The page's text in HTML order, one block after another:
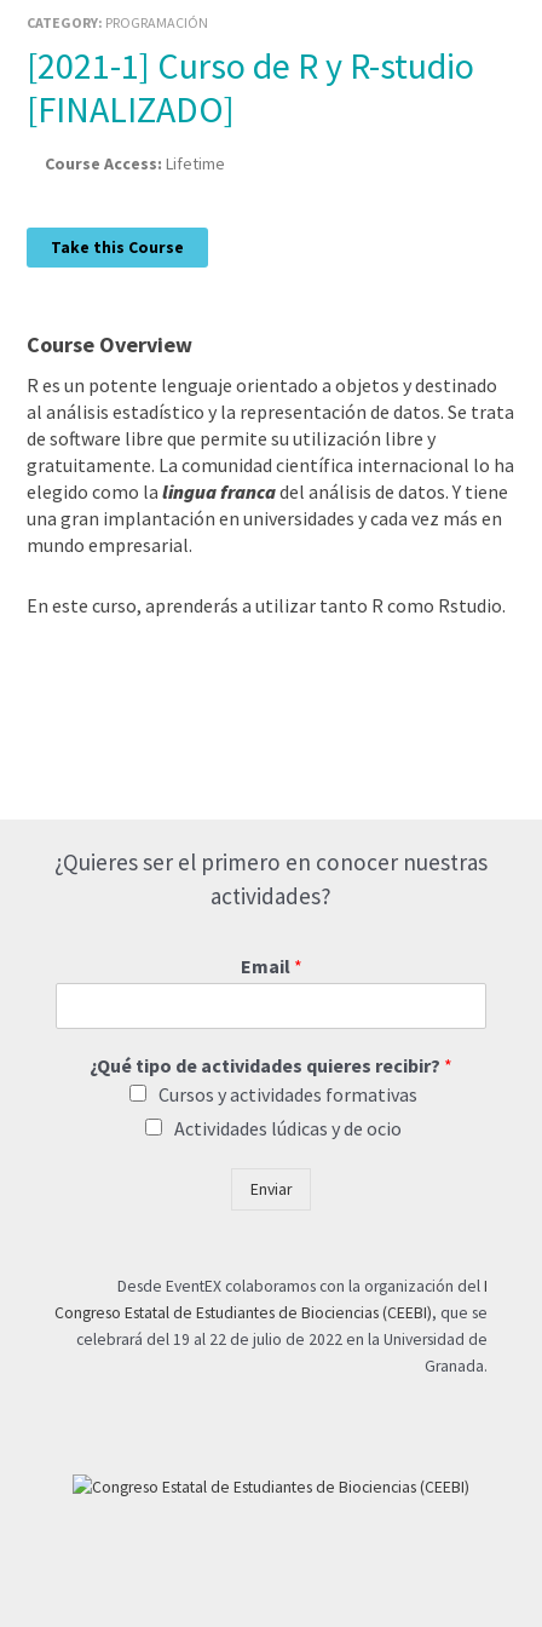
CATEGORY: PROGRAMACIÓN
[2021-1] Curso de R y R-studio
[FINALIZADO]
Course Access:Lifetime
Take this Course
Course Overview
R es un potente lenguaje orientado a objetos y destinado
al análisis estadístico y la representación de datos. Se trata
de software libre que permite su utilización libre y
gratuitamente. La comunidad científica internacional lo ha
elegido como lalingua francadel análisis de datos. Y tiene
una gran implantación en universidades y cada vez más en
mundo empresarial.
En este curso, aprenderás a utilizar tanto R como Rstudio.
¿Quieres ser el primero en conocer nuestras
actividades?
Email *
¿Qué tipo de actividades quieres recibir? *
Cursos y actividades formativas
Actividades lúdicas y de ocio
Enviar
Desde EventEX colaboramos con la organización delI
Congreso Estatal de Estudiantes de Biociencias (CEEBI), que se
celebrará del 19 al 22 de julio de 2022 en la Universidad de
Granada.